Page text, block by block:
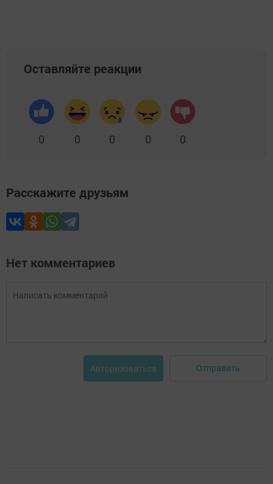
Оставляйте реакции
0 0 0 0 0
Расскажите друзьям
Нет комментариев
Авторизоваться Отправить